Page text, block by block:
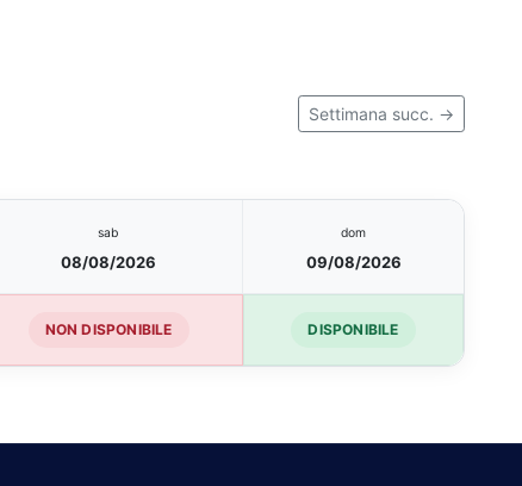
Settimana succ. →
sab
08/08/2026
dom
09/08/2026
NON DISPONIBILE DISPONIBILE